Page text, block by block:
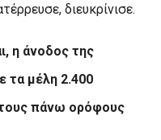
διευκρίνισε.
η άνοδος της
τα μέλη 2.400
πάνω ορόφους